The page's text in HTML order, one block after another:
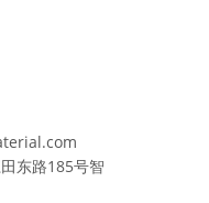
东路185号智